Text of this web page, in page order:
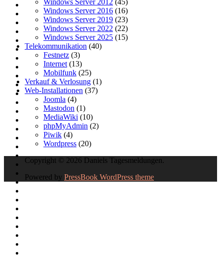
Windows Server 2016 (16)
Windows Server 2019 (23)
Windows Server 2022 (22)
Windows Server 2025 (15)
Telekommunikation (40)
Festnetz (3)
Internet (13)
Mobilfunk (25)
Verkauf & Verlosung (1)
Web-Installationen (37)
Joomla (4)
Mastodon (1)
MediaWiki (10)
phpMyAdmin (2)
Piwik (4)
Wordpress (20)
Copyright © 2026 Daniels Tagesmeldungen.
Powered by PressBook WordPress theme